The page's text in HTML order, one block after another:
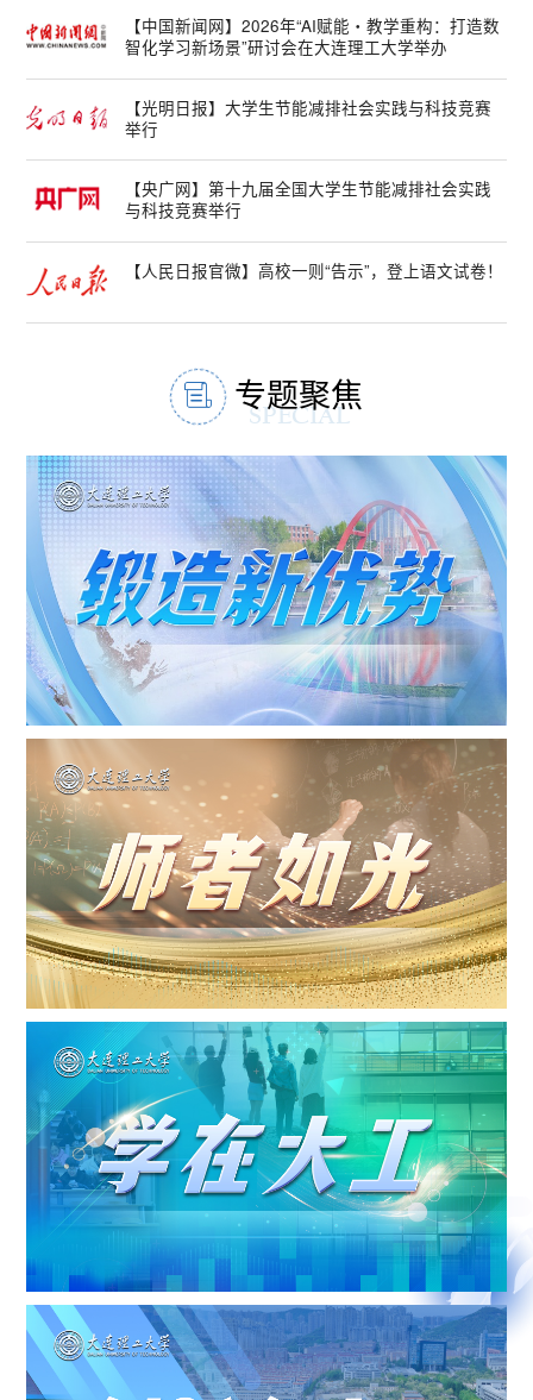
【中国新闻网】2026年“AI赋能・教学重构：打造数
智化学习新场景”研讨会在大连理工大学举办
【光明日报】大学生节能减排社会实践与科技竞赛
举行
【央广网】第十九届全国大学生节能减排社会实践
与科技竞赛举行
【人民日报官微】高校一则“告示”，登上语文试卷！
专题聚焦